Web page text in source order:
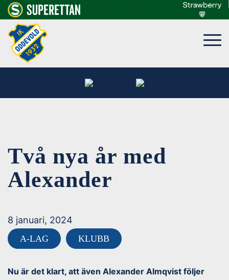
Två nya år med
Alexander
8 januari, 2024
A-LAG KLUBB
Nu är det klart, att även Alexander Almqvist följer